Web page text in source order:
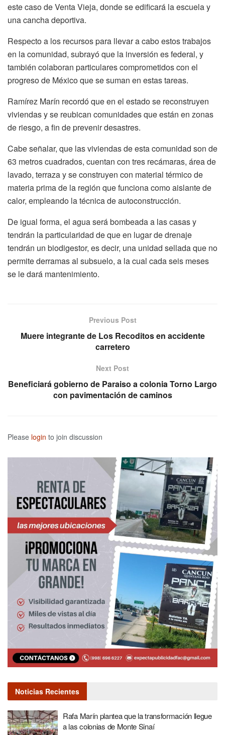
este caso de Venta Vieja, donde se edificará la escuela y
una cancha deportiva.
Respecto a los recursos para llevar a cabo estos trabajos
en la comunidad, subrayó que la inversión es federal, y
también colaboran particulares comprometidos con el
progreso de México que se suman en estas tareas.
Ramírez Marín recordó que en el estado se reconstruyen
viviendas y se reubican comunidades que están en zonas
de riesgo, a fin de prevenir desastres.
Cabe señalar, que las viviendas de esta comunidad son de
63 metros cuadrados, cuentan con tres recámaras, área de
lavado, terraza y se construyen con material térmico de
materia prima de la región que funciona como aislante de
calor, empleando la técnica de autoconstrucción.
De igual forma, el agua será bombeada a las casas y
tendrán la particularidad de que en lugar de drenaje
tendrán un biodigestor, es decir, una unidad sellada que no
permite derramas al subsuelo, a la cual cada seis meses
se le dará mantenimiento.
Previous Post
Muere integrante de Los Recoditos en accidente
carretero
Next Post
Beneficiará gobierno de Paraiso a colonia Torno Largo
con pavimentación de caminos
Please login to join discussion
Noticias Recientes
Rafa Marín plantea que la transformación llegue
a las colonias de Monte Sinaí